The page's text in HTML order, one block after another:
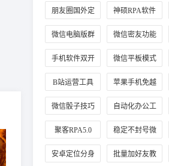
定位方法 海外地址
朋友圈国外定
位教程
神硕RPA软件
应用
微信电脑版群
发
微信密友功能
介绍
手机软件双开 微信平板模式
B站运营工具 苹果手机免越
狱玩法
微信骰子技巧 自动化办公工
具
聚客RPA5.0 稳定不封号微
信多开
安卓定位分身 批量加好友教